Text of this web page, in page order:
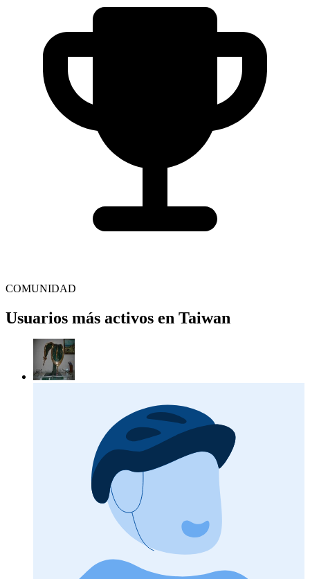
COMUNIDAD
Usuarios más activos en Taiwan